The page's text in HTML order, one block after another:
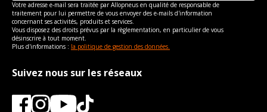
Votre adresse e-mail sera traitée par Allopneus en qualité de responsable de
traitement pour lui permettre de vous envoyer des e-mails d'information
concernant ses activités, produits et services.
Vous disposez des droits prévus par la règlementation, en particulier de vous
désinscrire à tout moment.
Plus d'informations : la politique de gestion des données.
Suivez nous sur les réseaux